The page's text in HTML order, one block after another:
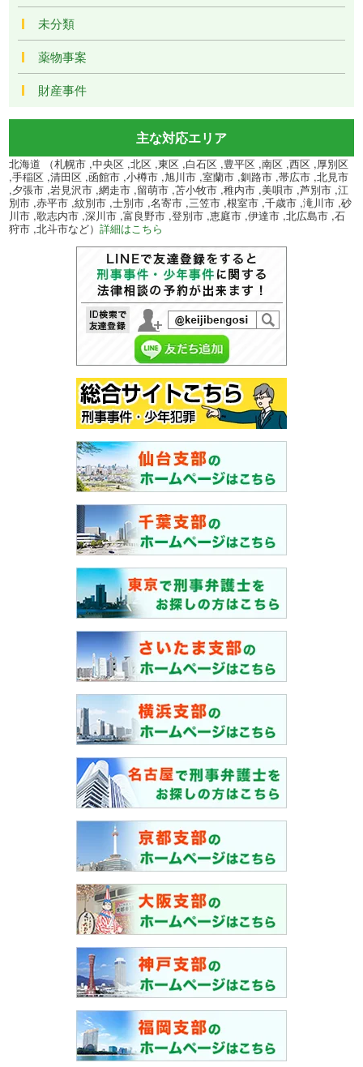
未分類
薬物事案
財産事件
主な対応エリア
北海道 （札幌市 ,中央区 ,北区 ,東区 ,白石区 ,豊平区 ,南区 ,西区 ,厚別区
,手稲区 ,清田区 ,函館市 ,小樽市 ,旭川市 ,室蘭市 ,釧路市 ,帯広市 ,北見市
,夕張市 ,岩見沢市 ,網走市 ,留萌市 ,苫小牧市 ,稚内市 ,美唄市 ,芦別市 ,江
別市 ,赤平市 ,紋別市 ,士別市 ,名寄市 ,三笠市 ,根室市 ,千歳市 ,滝川市 ,砂
川市 ,歌志内市 ,深川市 ,富良野市 ,登別市 ,恵庭市 ,伊達市 ,北広島市 ,石
狩市 ,北斗市など）詳細はこちら